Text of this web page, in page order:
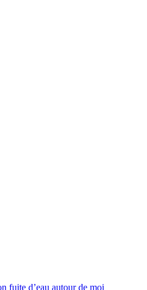
fuite d’eau autour de moi